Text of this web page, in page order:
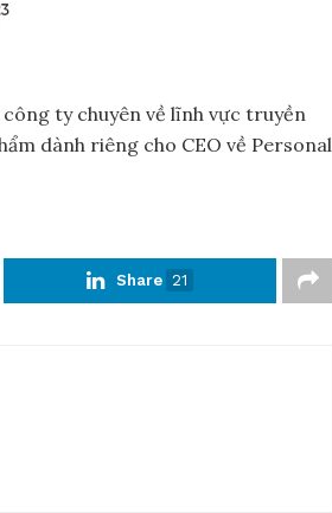
ty chuyên về lĩnh vực truyền
dành riêng cho CEO về Personal
Share 21